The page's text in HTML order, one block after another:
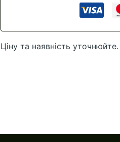
М'ята
Ціну та наявність уточнюйте.